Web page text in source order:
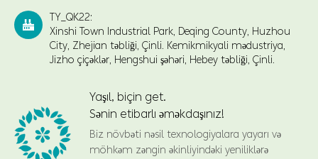

TY_QK22:
Xinshi Town Industrial Park, Deqing County, Huzhou
City, Zhejian təbliği, Çinli. Kemikmikyali mədustriya,
Jizho çiçəklər, Hengshui şəhəri, Hebey təbliği, Çinli.
Yaşıl, biçin get.
Sənin etibarlı əməkdaşınız!
Biz növbəti nəsil texnologiyalara yayarı və
möhkəm zəngin əkinliyindəki yeniliklərə